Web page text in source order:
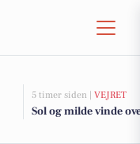
5 timer siden | VEJRET
Sol og milde vinde